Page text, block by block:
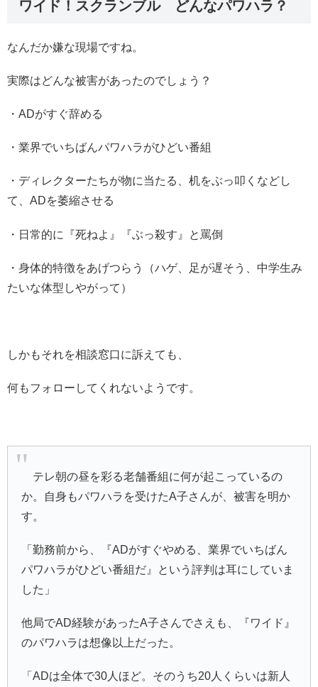
ワイド！スクランブル どんなパワハラ？
なんだか嫌な現場ですね。
実際はどんな被害があったのでしょう？
・ADがすぐ辞める
・業界でいちばんパワハラがひどい番組
・ディレクターたちが物に当たる、机をぶっ叩くなどし
て、ADを萎縮させる
・日常的に『死ねよ』『ぶっ殺す』と罵倒
・身体的特徴をあげつらう（ハゲ、足が遅そう、中学生み
たいな体型しやがって）
しかもそれを相談窓口に訴えても、
何もフォローしてくれないようです。
テレ朝の昼を彩る老舗番組に何が起こっているの
か。自身もパワハラを受けたA子さんが、被害を明か
す。
「勤務前から、『ADがすぐやめる、業界でいちばん
パワハラがひどい番組だ』という評判は耳にしていま
した」
他局でAD経験があったA子さんでさえも、『ワイド』
のパワハラは想像以上だった。
「ADは全体で30人ほど。そのうち20人くらいは新人